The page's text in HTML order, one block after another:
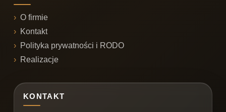
O firmie
Kontakt
Polityka prywatności i RODO
Realizacje
KONTAKT